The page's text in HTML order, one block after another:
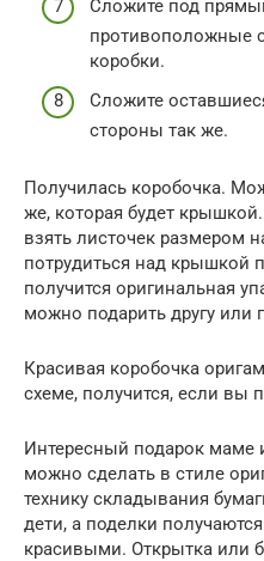
Сложите под
противоположные
коробки.
Сложите
стороны так же.
Получилась коробочка.
же, которая будет
взять листочек размером
потрудиться над крышкой
получится оригинальная
можно подарить другу или
Красивая коробочка
схеме, получится, если вы
Интересный подарок маме
можно сделать в стиле
технику складывания
дети, а поделки
красивыми. Открытка или